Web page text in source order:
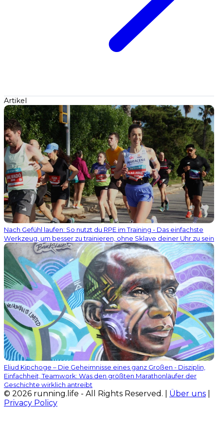
Artikel
Nach Gefühl laufen: So nutzt du RPE im Training - Das einfachste
Werkzeug, um besser zu trainieren, ohne Sklave deiner Uhr zu sein
Eliud Kipchoge – Die Geheimnisse eines ganz Großen - Disziplin,
Einfachheit, Teamwork: Was den größten Marathonläufer der
Geschichte wirklich antreibt
© 2026 running.life - All Rights Reserved. | Über uns
Privacy Policy